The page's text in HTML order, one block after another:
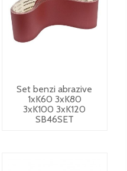
Set benzi abrazive
1xK60 3xK80
3xK100 3xK120
SB46SET